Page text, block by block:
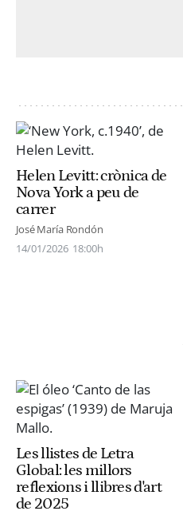
Helen Levitt: crònica de
Nova York a peu de
carrer
José María Rondón
14/01/2026 18:00h
Les llistes de Letra
Global: les millors
reflexions i llibres d'art
de 2025